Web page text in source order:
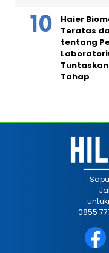
Haier
Teratas
tentang
Tahap
0855